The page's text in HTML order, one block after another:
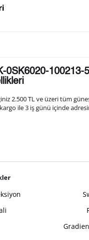
Kişiselleştir
gravür tekniği ile formda
işlenecektir.
0SK6020-100213-
2.500 TL ve üzeri tüm
ile 3 iş günü içinde